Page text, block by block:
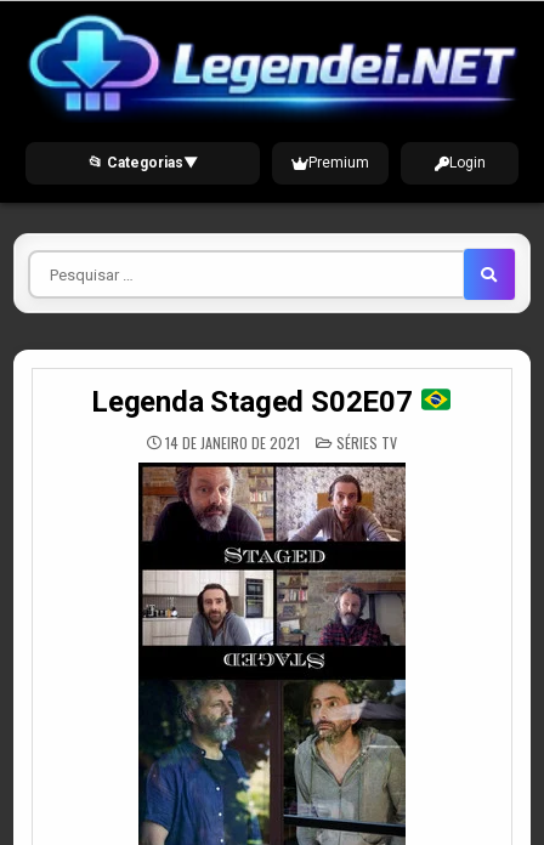
content
📂 Categorias▼ Premium Login
Pesquisar
por
Legenda Staged S02E07
14 DE JANEIRO DE 2021 POSTED
IN
SÉRIES TV